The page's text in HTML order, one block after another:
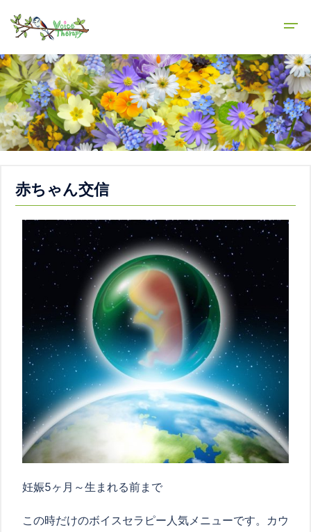
赤ちゃん交信
妊娠5ヶ月～生まれる前まで
この時だけのボイスセラピー人気メニューです。カウ